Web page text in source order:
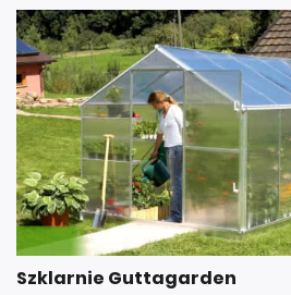
Szklarnie Guttagarden